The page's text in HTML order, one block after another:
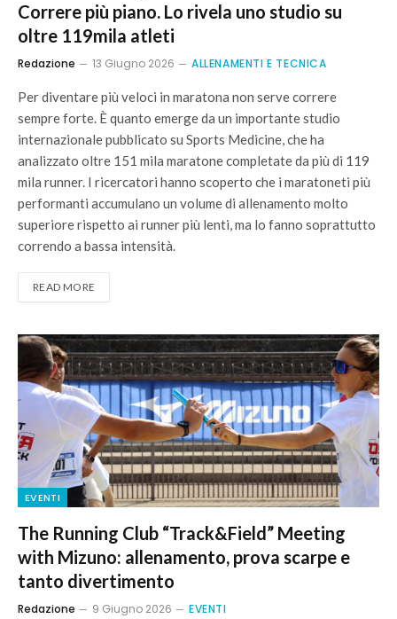
Correre più piano. Lo rivela uno studio su
oltre 119mila atleti
Redazione 13 Giugno 2026 ALLENAMENTI E TECNICA
Per diventare più veloci in maratona non serve correre
sempre forte. È quanto emerge da un importante studio
internazionale pubblicato su Sports Medicine, che ha
analizzato oltre 151 mila maratone completate da più di 119
mila runner. I ricercatori hanno scoperto che i maratoneti più
performanti accumulano un volume di allenamento molto
superiore rispetto ai runner più lenti, ma lo fanno soprattutto
correndo a bassa intensità.
READ MORE
EVENTI
The Running Club “Track&Field” Meeting
with Mizuno: allenamento, prova scarpe e
tanto divertimento
Redazione 9 Giugno 2026 EVENTI